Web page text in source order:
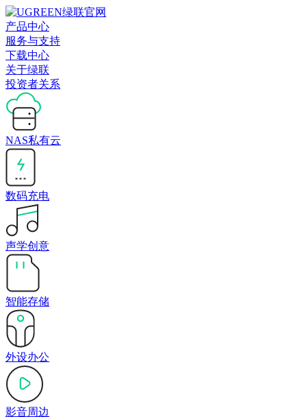
产品中心
服务与支持
下载中心
关于绿联
投资者关系
NAS私有云
数码充电
声学创意
智能存储
外设办公
影音周边